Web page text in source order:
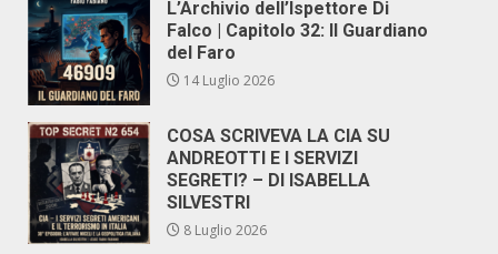
L’Archivio dell’Ispettore Di
Falco | Capitolo 32: Il Guardiano
del Faro
14 Luglio 2026
COSA SCRIVEVA LA CIA SU
ANDREOTTI E I SERVIZI
SEGRETI? – DI ISABELLA
SILVESTRI
8 Luglio 2026